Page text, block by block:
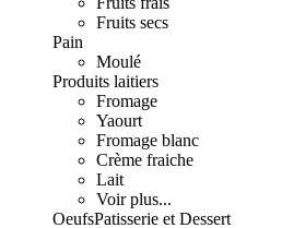
Fruits secs
Pain
Moulé
Produits laitiers
Fromage
Yaourt
Fromage blanc
Crème fraiche
Lait
Voir plus...
OeufsPatisserie et Dessert